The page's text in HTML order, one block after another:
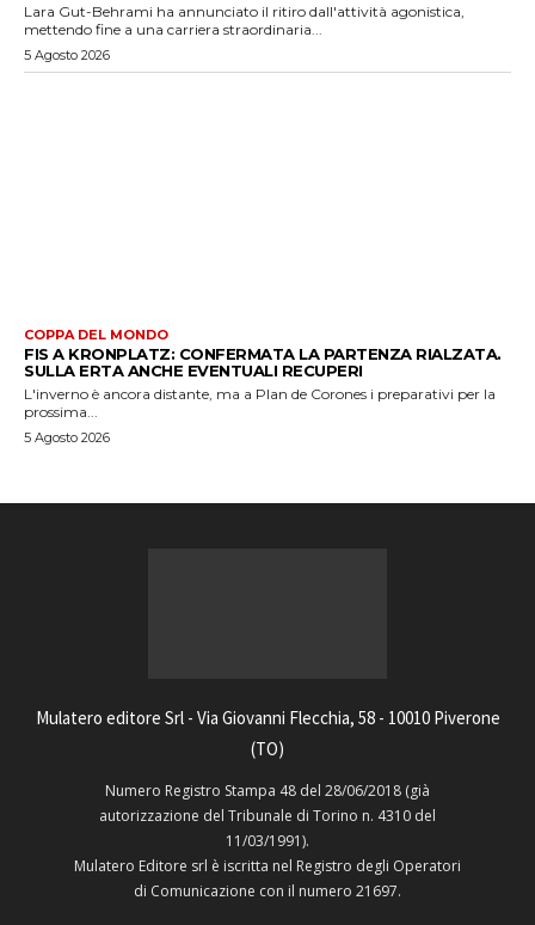
Lara Gut-Behrami ha annunciato il ritiro dall'attività agonistica,
mettendo fine a una carriera straordinaria...
5 Agosto 2026
COPPA DEL MONDO
FIS A KRONPLATZ: CONFERMATA LA PARTENZA RIALZATA.
SULLA ERTA ANCHE EVENTUALI RECUPERI
L'inverno è ancora distante, ma a Plan de Corones i preparativi per la
prossima...
5 Agosto 2026
Mulatero editore Srl - Via Giovanni Flecchia, 58 - 10010 Piverone
(TO)
Numero Registro Stampa 48 del 28/06/2018 (già
autorizzazione del Tribunale di Torino n. 4310 del
11/03/1991).
Mulatero Editore srl è iscritta nel Registro degli Operatori
di Comunicazione con il numero 21697.